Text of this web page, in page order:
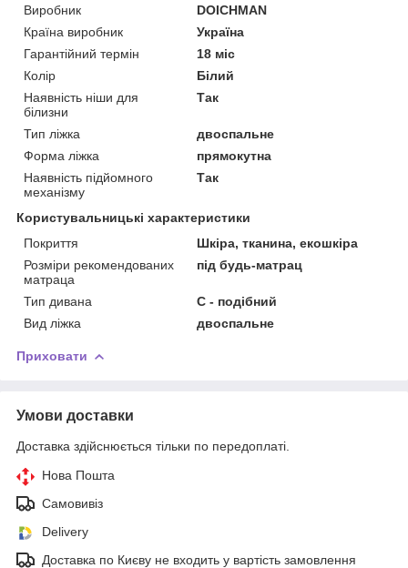
Виробник
DOICHMAN
Країна виробник
Україна
Гарантійний термін
18 міс
Колір
Білий
Наявність ніши для
білизни
Так
Тип ліжка
двоспальне
Форма ліжка
прямокутна
Наявність підйомного
механізму
Так
Користувальницькі характеристики
Покриття
Шкіра, тканина, екошкіра
Розміри рекомендованих
матраца
під будь-матрац
Тип дивана
С - подібний
Вид ліжка
двоспальне
Приховати
Умови доставки
Доставка здійснюється тільки по передоплаті.
Нова Пошта
Самовивіз
Delivery
Доставка по Києву не входить у вартість замовлення